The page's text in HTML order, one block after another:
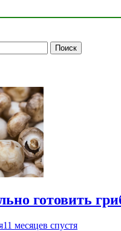
готовить
11 месяцев спустя